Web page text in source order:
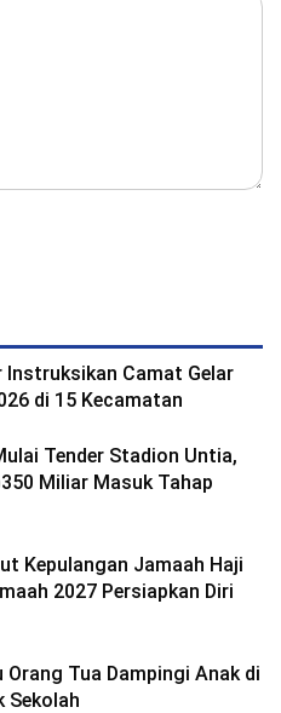
Camat Gelar
di 15 Kecamatan
Tender Stadion Untia,
Miliar Masuk Tahap
Kepulangan Jamaah Haji
2027 Persiapkan Diri
Tua Dampingi Anak di
Sekolah